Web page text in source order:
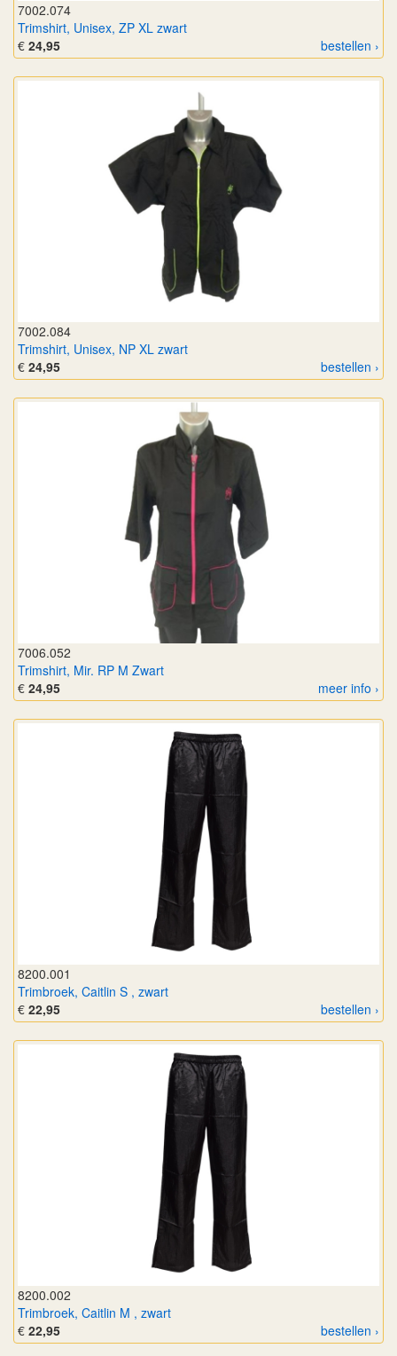
7002.074
Trimshirt, Unisex, ZP XL zwart
bestellen ›
€ 24,95
7002.084
Trimshirt, Unisex, NP XL zwart
bestellen ›
€ 24,95
7006.052
Trimshirt, Mir. RP M Zwart
meer info ›
€ 24,95
8200.001
Trimbroek, Caitlin S , zwart
bestellen ›
€ 22,95
8200.002
Trimbroek, Caitlin M , zwart
bestellen ›
€ 22,95